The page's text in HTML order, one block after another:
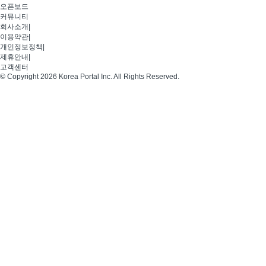
오픈보드
커뮤니티
회사소개
이용약관
개인정보정책
제휴안내
고객센터
© Copyright 2026 Korea Portal Inc. All Rights Reserved.